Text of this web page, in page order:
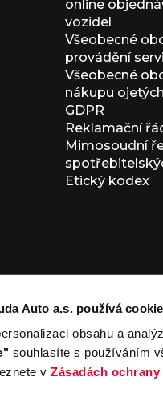
Auto a.s. používá
obsahu a
souhlasíte s používáním
vZásadách
online
vozidel
Všeobecné
provádění
Všeobecné
nákupu
GDPR
Reklamační
Mimosoudní
Etický kodex
vyhrazena
and the Google